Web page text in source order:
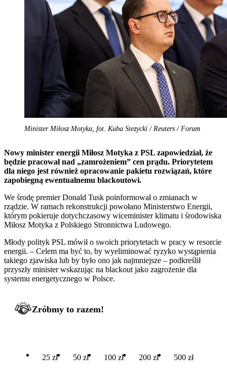
Minister Miłosz Motyka, fot. Kuba Stezycki / Reuters / Forum
Nowy minister energii Miłosz Motyka z PSL zapowiedział, że
będzie pracował nad „zamrożeniem” cen prądu. Priorytetem
dla niego jest również opracowanie pakietu rozwiązań, które
zapobiegną ewentualnemu blackoutowi.
We środę premier Donald Tusk poinformował o zmianach w
rządzie. W ramach rekonstrukcji powołano Ministerstwo Energii,
którym pokieruje dotychczasowy wiceminister klimatu i środowiska
Miłosz Motyka z Polskiego Stronnictwa Ludowego.
Młody polityk PSL mówił o swoich priorytetach w pracy w resorcie
energii. – Celem ma być to, by wyeliminować ryzyko wystąpienia
takiego zjawiska lub by było ono jak najmniejsze – podkreślił
przyszły minister wskazując na blackout jako zagrożenie dla
systemu energetycznego w Polsce.
Zróbmy to razem!
25 zł 50 zł 100 zł 200 zł 500 zł